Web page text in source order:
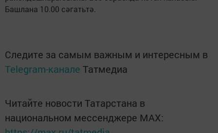
Башлана 10.00 сәгатьтә.
Следите за самым важным и интересным в
Telegram-канале Татмедиа
Читайте новости Татарстана в
национальном мессенджере MАХ: